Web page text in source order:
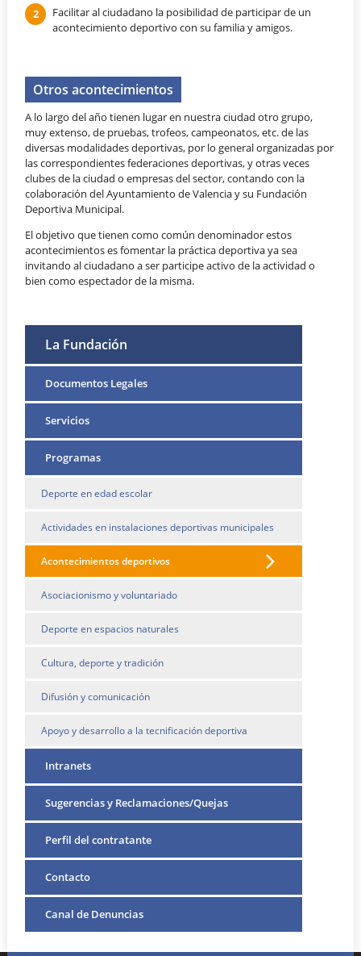
Facilitar al ciudadano la posibilidad de participar de un
acontecimiento deportivo con su familia y amigos.
Otros acontecimientos
A lo largo del año tienen lugar en nuestra ciudad otro grupo,
muy extenso, de pruebas, trofeos, campeonatos, etc. de las
diversas modalidades deportivas, por lo general organizadas por
las correspondientes federaciones deportivas, y otras veces
clubes de la ciudad o empresas del sector, contando con la
colaboración del Ayuntamiento de Valencia y su Fundación
Deportiva Municipal.
El objetivo que tienen como común denominador estos
acontecimientos es fomentar la práctica deportiva ya sea
invitando al ciudadano a ser participe activo de la actividad o
bien como espectador de la misma.
La Fundación
Documentos Legales
Servicios
Programas
Deporte en edad escolar
Actividades en instalaciones deportivas municipales
Acontecimientos deportivos
Asociacionismo y voluntariado
Deporte en espacios naturales
Cultura, deporte y tradición
Difusión y comunicación
Apoyo y desarrollo a la tecnificación deportiva
Intranets
Sugerencias y Reclamaciones/Quejas
Perfil del contratante
Contacto
Canal de Denuncias